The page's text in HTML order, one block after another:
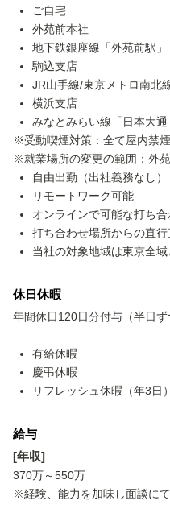
ご自宅
外苑前本社
地下鉄銀座線「外苑前駅
駒込支店
JR山手線/東京メトロ南
横浜支店
みなとみらい線「日本大
※受動喫煙対策：全て屋内禁煙
※就業場所の変更の範囲：外
自由出勤（出社義務なし）
リモートワーク可能
オンラインで可能な打ち
打ち合わせ場所からの直
当社の対象地域は東京全
休日休暇
年間休日120日分付与（半日ず
有給休暇
慶弔休暇
リフレッシュ休暇（年3日）
給与
[年収]
370万～550万
※経験、能力を加味し面談にて